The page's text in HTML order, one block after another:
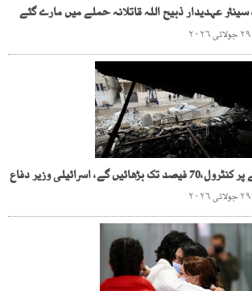
عہدیدار ذبیح اللہ قاتلانہ حملے میں مارے گئے